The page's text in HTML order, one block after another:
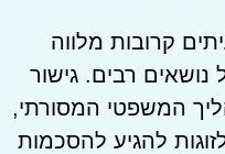
קרובות מלווה
רבים. גישור
המשפטי המסורתי,
להגיע להסכמות